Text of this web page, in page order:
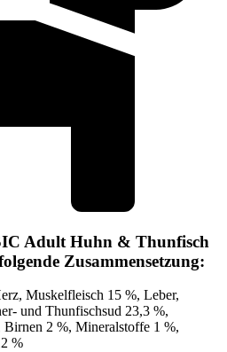
Adult Huhn & Thunfisch
Zusammensetzung:
Muskelfleisch 15 %, Leber,
und Thunfischsud 23,3 %,
2 %, Mineralstoffe 1 %,
%